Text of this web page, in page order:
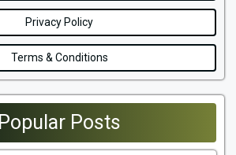
Privacy Policy
Terms & Conditions
Popular Posts